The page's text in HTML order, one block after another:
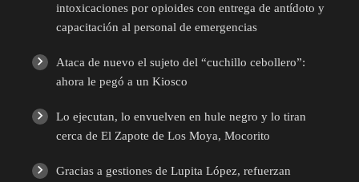
intoxicaciones por opioides con entrega de antídoto y
capacitación al personal de emergencias
Ataca de nuevo el sujeto del “cuchillo cebollero”:
ahora le pegó a un Kiosco
Lo ejecutan, lo envuelven en hule negro y lo tiran
cerca de El Zapote de Los Moya, Mocorito
Gracias a gestiones de Lupita López, refuerzan